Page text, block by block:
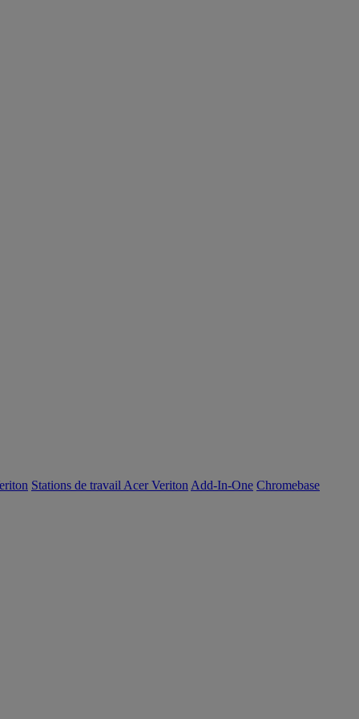
Stations de travail Acer Veriton Add-In-One Chromebase